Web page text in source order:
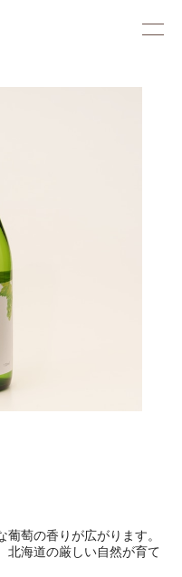
萄の香りが広がります。
北海道の厳しい自然が育て